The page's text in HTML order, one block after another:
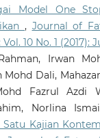
Model One
, Journal of
10 No. 1 (2017):
Irwan
Mohd Dali,
Fazrul Azdi
Norlina
Satu Kajian